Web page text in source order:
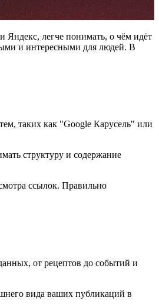
Яндекс, легче понимать, о чём идёт
и интересными для людей. В
таких как "Google Карусель" или
структуру и содержание
ссылок. Правильно
от рецептов до событий и
вида ваших публикаций в